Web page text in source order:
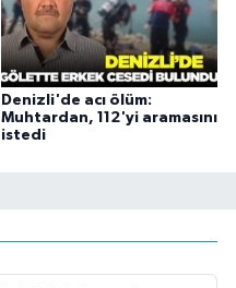
Denizli'de acı ölüm:
Muhtardan, 112'yi aramasını
istedi